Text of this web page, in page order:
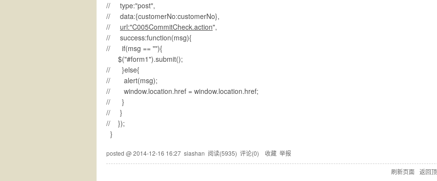
// type:"post",
// data:{customerNo:customerNo},
// url:"C005CommitCheck.action",
// success:function(msg){
// if(msg == ""){
$("#form1").submit();
// }else{
// alert(msg);
// window.location.href = window.location.href;
// }
// }
// });
}
posted @2014-12-16 16:27 siashan 阅读(5935) 评论(0) 收藏 举报
刷新页面 返回